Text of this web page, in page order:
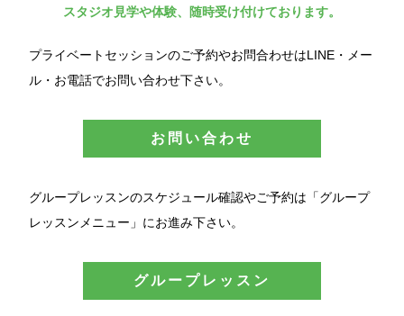
スタジオ見学や体験、随時受け付けております。
プライベートセッションのご予約やお問合わせはLINE・メー
ル・お電話でお問い合わせ下さい。
お問い合わせ
グループレッスンのスケジュール確認やご予約は「グループ
レッスンメニュー」にお進み下さい。
グループレッスン